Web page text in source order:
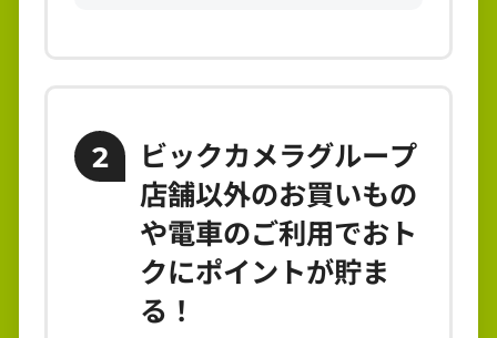
2
ビックカメラグループ
店舗以外のお買いもの
や電車のご利用でおト
クにポイントが貯ま
る！